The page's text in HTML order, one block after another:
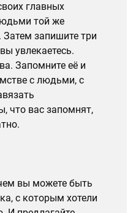
главных
той же
запишите три
увлекаетесь.
Запомните её и
с людьми, с
что вас запомнят,
вы можете быть
с которым хотели